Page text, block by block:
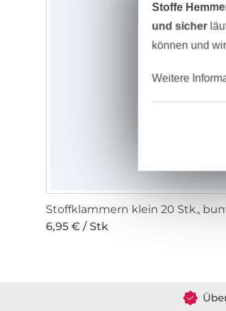
Stoffklammern klein 20 Stk.,
6,95 € / Stk
Stoffe
und sicher
können und
Weitere